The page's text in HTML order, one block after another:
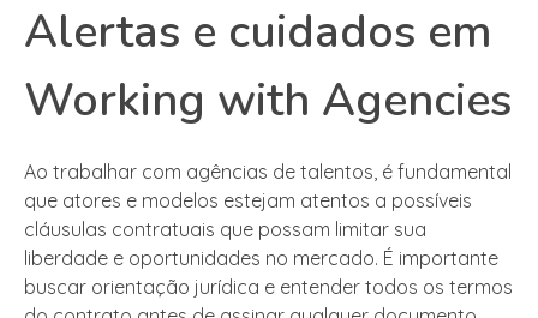
Alertas e cuidados em
Working with Agencies
Ao trabalhar com agências de talentos, é fundamental
que atores e modelos estejam atentos a possíveis
cláusulas contratuais que possam limitar sua
liberdade e oportunidades no mercado. É importante
buscar orientação jurídica e entender todos os termos